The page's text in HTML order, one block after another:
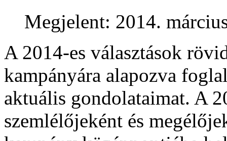
Megjelent: 2014.
A 2014-es választások
kampányára alapozva
aktuális gondolataimat. A
szemlélőjeként és